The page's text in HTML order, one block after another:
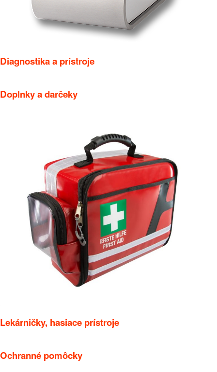
Diagnostika a prístroje
Doplnky a darčeky
Lekárničky, hasiace prístroje
Ochranné pomôcky